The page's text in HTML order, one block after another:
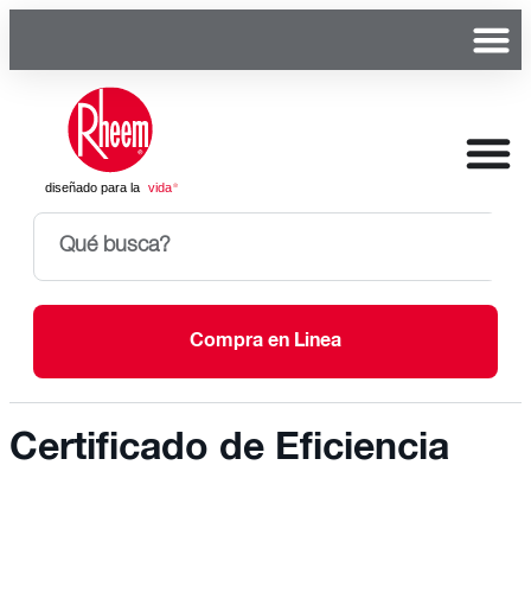
Compra en Linea
Certificado de Eficiencia